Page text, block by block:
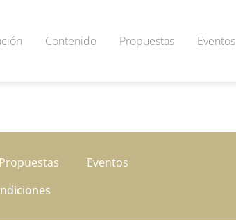
Contenido Propuestas Eventos
Propuestas
Eventos